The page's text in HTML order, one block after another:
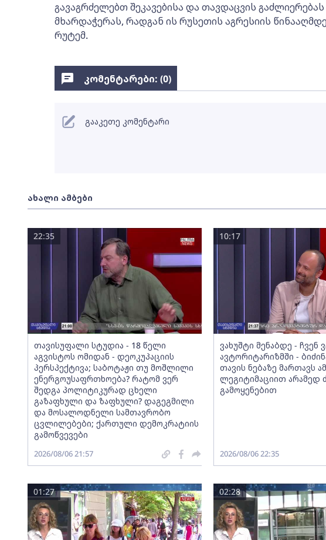
გავაგრძელებთ შეკავებისა და თავდაცვის გაძლიერებას
მხარდაჭერას, რადგან ის რუსეთის აგრესიის
რუტემ.
ახალი ამბები
თავისუფალი სტუდია - 18 წელი
აგვისტოს ომიდან - დეოკუპაციის
პერსპექტივა; საბოტაჟი თუ მოშლილი
ენერგოუსაფრთხოება? რატომ ვერ
შედგა პოლიტიკურად ცხელი
გაზაფხული და ზაფხული? დაგეგმილი
და მოსალოდნელი სამთავრობო
ცვლილებები; ქართული დემოკრატიის
გამოწვევები
22:35
2026/08/06 21:57
ვახუშტი მენაბდე -
ავტორიტარიზმში -
თავის ნებაზე მართავს
ლეგიტიმაციით არამედ
გამოყენებით
10:17
2026/08/06 22:35
01:27 02:28
კომენტარები: (0)
გააკეთე კომენტარი